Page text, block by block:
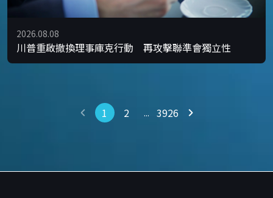
2026.08.08
川普重啟撤換理事庫克行動 再攻擊聯準會獨立性
1 2 ... 3926